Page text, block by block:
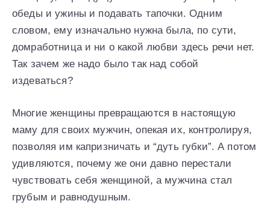
обеды и ужины и подавать тапочки. Одним
словом, ему изначально нужна была, по сути,
домработница и ни о какой любви здесь речи нет.
Так зачем же надо было так над собой
издеваться?
Многие женщины превращаются в настоящую
маму для своих мужчин, опекая их, контролируя,
позволяя им капризничать и “дуть губки”. А потом
удивляются, почему же они давно перестали
чувствовать себя женщиной, а мужчина стал
грубым и равнодушным.